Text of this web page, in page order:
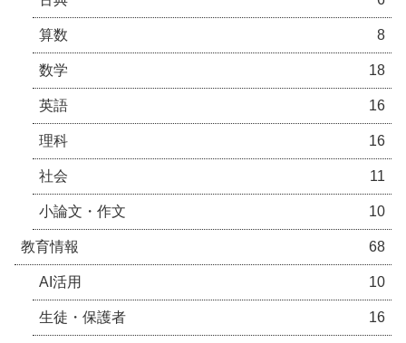
算数 8
数学 18
英語 16
理科 16
社会 11
小論文・作文 10
教育情報 68
AI活用 10
生徒・保護者 16